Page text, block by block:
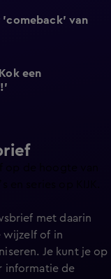
'comeback' van
een
met daarin
wijzelf of in
Je kunt je op
informatie de